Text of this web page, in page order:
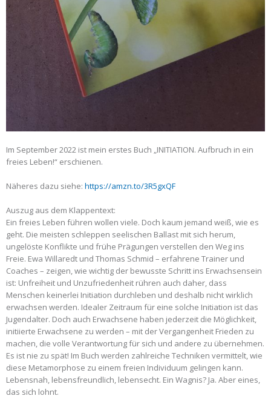
Im September 2022 ist mein erstes Buch „INITIATION. Aufbruch in ein
freies Leben!“ erschienen.
Näheres dazu siehe: https://amzn.to/3R5gxQF
Auszug aus dem Klappentext:
Ein freies Leben führen wollen viele. Doch kaum jemand weiß, wie es
geht. Die meisten schleppen seelischen Ballast mit sich herum,
ungelöste Konflikte und frühe Prägungen verstellen den Weg ins
Freie. Ewa Willaredt und Thomas Schmid – erfahrene Trainer und
Coaches – zeigen, wie wichtig der bewusste Schritt ins Erwachsensein
ist: Unfreiheit und Unzufriedenheit rühren auch daher, dass
Menschen keinerlei Initiation durchleben und deshalb nicht wirklich
erwachsen werden. Idealer Zeitraum für eine solche Initiation ist das
Jugendalter. Doch auch Erwachsene haben jederzeit die Möglichkeit,
initiierte Erwachsene zu werden – mit der Vergangenheit Frieden zu
machen, die volle Verantwortung für sich und andere zu übernehmen.
Es ist nie zu spät! Im Buch werden zahlreiche Techniken vermittelt, wie
diese Metamorphose zu einem freien Individuum gelingen kann.
Lebensnah, lebensfreundlich, lebensecht. Ein Wagnis? Ja. Aber eines,
das sich lohnt.